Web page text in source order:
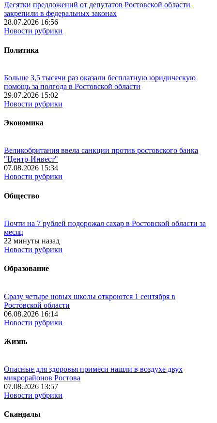
Десятки предложений от депутатов Ростовской области
закрепили в федеральных законах
28.07.2026 16:56
Новости рубрики
Политика
Больше 3,5 тысячи раз оказали бесплатную юридическую
помощь за полгода в Ростовской области
29.07.2026 15:02
Новости рубрики
Экономика
Великобритания ввела санкции против ростовского банка
"Центр-Инвест"
07.08.2026 15:34
Новости рубрики
Общество
Почти на 7 рублей подорожал сахар в Ростовской области за
месяц
22 минуты назад
Новости рубрики
Образование
Сразу четыре новых школы откроются 1 сентября в
Ростовской области
06.08.2026 16:14
Новости рубрики
Жизнь
Опасные для здоровья примеси нашли в воздухе двух
микрорайонов Ростова
07.08.2026 13:57
Новости рубрики
Скандалы